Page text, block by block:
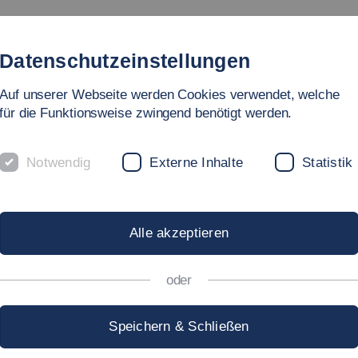
BUDDE
Diana.Budde[at]hs-esslingen.de
Datenschutzeinstellungen
Auf unserer Webseite werden Cookies verwendet, welche
für die Funktionsweise zwingend benötigt werden.
Notwendig Externe Inhalte Statistik
Alle akzeptieren
oder
Speichern & Schließen